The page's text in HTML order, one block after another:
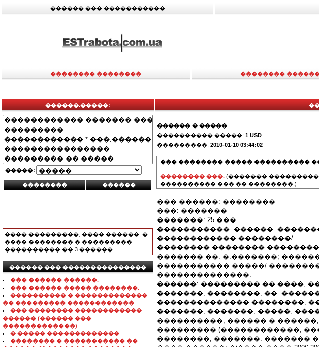
������ ��� �����������
�������� �������� ��������
������.�����:
�����:
���� ���������, ���� ������, �
���� �������� � ���������
���������� �� 3 ������.
������ ��� ���������������
��� ������ ������.
��� ������ ����� ��������.
���������� � �������������
�� ��������� ������������
��� �������� ������������
������ (������ ���
�������������)
� ����� �������������
�������� � ����������� ��
������ � �����
���������� �����: 1 USD
���������: 2010-01-10 03:44:02
��� �������� ����� ����������
�������� ���. (�������
���������� ��� �� ��������.)
��� ������: ��������
���: �������
�������: 25 ���
�����������: ������:
������������ ��������/
�������� ��������
������� ��. �.�������;
����������� �����/
��������������.
������: ��������� �� ����,
�������, ��������, ��.
�������������� ��������,
�������, �������, �����,
����������, ������ �
��������� (������������,
��������, �������. �������